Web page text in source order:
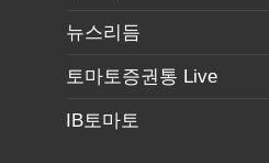
뉴스리듬
토마토증권통 Live
IB토마토